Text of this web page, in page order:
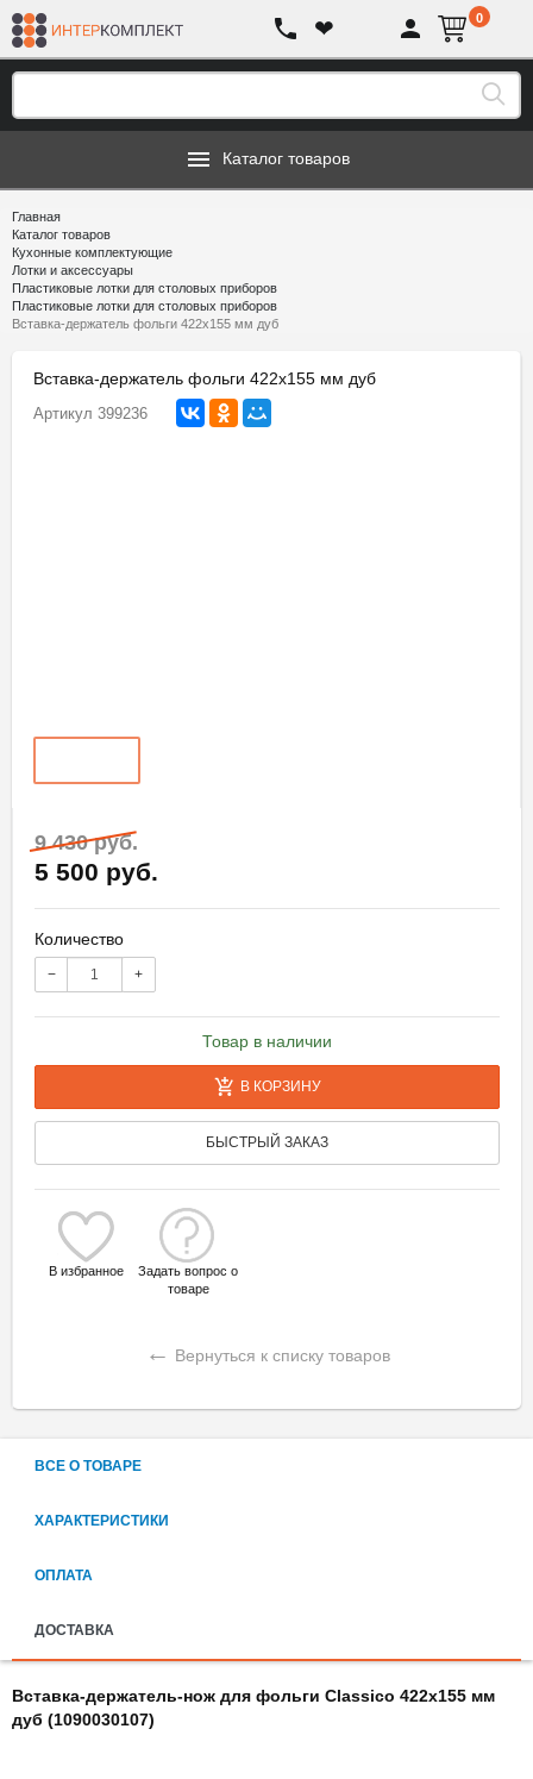
❤ 0
Каталог товаров
Главная
Каталог товаров
Кухонные комплектующие
Лотки и аксессуары
Пластиковые лотки для столовых приборов
Пластиковые лотки для столовых приборов
Вставка-держатель фольги 422х155 мм дуб
Вставка-держатель фольги 422х155 мм дуб
Артикул 399236
9 430 руб.
5 500 руб.
Количество
− +
Товар в наличии
В КОРЗИНУ
БЫСТРЫЙ ЗАКАЗ
В избранное
Задать вопрос о
товаре
← Вернуться к списку товаров
ВСЕ О ТОВАРЕ
ХАРАКТЕРИСТИКИ
ОПЛАТА
ДОСТАВКА
Вставка-держатель-нож для фольги Classico 422х155 мм
дуб (1090030107)